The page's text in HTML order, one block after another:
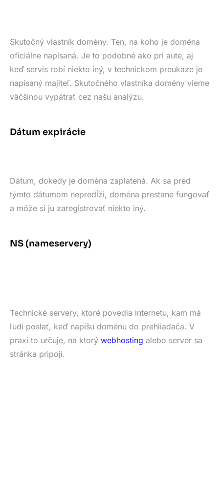
Skutočný vlastník domény. Ten, na koho je doména
oficiálne napísaná. Je to podobné ako pri aute, aj
keď servis robí niekto iný, v technickom preukaze je
napísaný majiteľ. Skutočného vlastníka domény vieme
väčšinou vypátrať cez našu analýzu.
Dátum expirácie
Dátum, dokedy je doména zaplatená. Ak sa pred
týmto dátumom nepredĺži, doména prestane fungovať
a môže si ju zaregistrovať niekto iný.
NS (nameservery)
Technické servery, ktoré povedia internetu, kam má
ľudí poslať, keď napíšu doménu do prehliadača. V
praxi to určuje, na ktorý webhosting alebo server sa
stránka pripojí.